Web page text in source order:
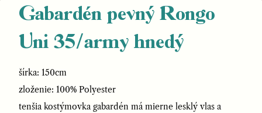
Gabardén pevný Rongo
Uni 35/army hnedý
šírka: 150cm
zloženie: 100% Polyester
tenšia kostýmovka gabardén má mierne lesklý vlas a